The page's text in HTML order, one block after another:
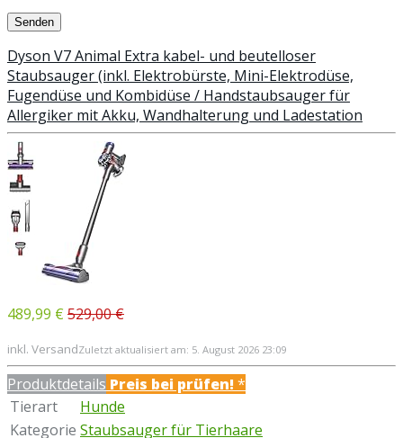
Dyson V7 Animal Extra kabel- und beutelloser
Staubsauger (inkl. Elektrobürste, Mini-Elektrodüse,
Fugendüse und Kombidüse / Handstaubsauger für
Allergiker mit Akku, Wandhalterung und Ladestation
489,99 € 529,00 €
inkl. VersandZuletzt aktualisiert am: 5. August 2026 23:09
Produktdetails Preis bei prüfen!*
Tierart
Hunde
Kategorie Staubsauger für Tierhaare